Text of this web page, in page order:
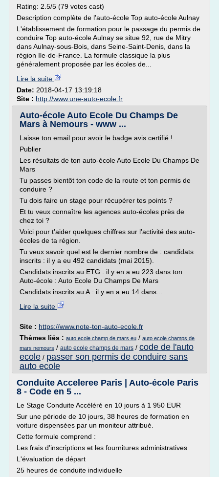
Rating: 2.5/5 (79 votes cast)
Description complète de l'auto-école Top auto-école Aulnay
L'établissement de formation pour le passage du permis de
conduire Top auto-école Aulnay se situe 92, rue de Mitry
dans Aulnay-sous-Bois, dans Seine-Saint-Denis, dans la
région Ile-de-France. La formule classique la plus
généralement proposée par les écoles de...
Lire la suite
Date: 2018-04-17 13:19:18
Site : http://www.une-auto-ecole.fr
Auto-école Auto Ecole Du Champs De
Mars à Nemours - www ...
Laisse ton email pour avoir le badge avis certifié !
Publier
Les résultats de ton auto-école Auto Ecole Du Champs De
Mars
Tu passes bientôt ton code de la route et ton permis de
conduire ?
Tu dois faire un stage pour récupérer tes points ?
Et tu veux connaître les agences auto-écoles près de
chez toi ?
Voici pour t'aider quelques chiffres sur l'activité des auto-
écoles de ta région.
Tu veux savoir quel est le dernier nombre de : candidats
inscrits : il y a eu 492 candidats (mai 2015).
Candidats inscrits au ETG : il y en a eu 223 dans ton
Auto-école : Auto Ecole Du Champs De Mars
Candidats inscrits au A : il y en a eu 14 dans...
Lire la suite
Site : https://www.note-ton-auto-ecole.fr
Thèmes liés : auto ecole champ de mars eu / auto ecole champs de
mars nemours / auto ecole champs de mars / code de l'auto
ecole / passer son permis de conduire sans
auto ecole
Conduite Acceleree Paris | Auto-école Paris
8 - Code en 5 ...
Le Stage Conduite Accéléré en 10 jours à 1 950 EUR
Sur une période de 10 jours, 38 heures de formation en
voiture dispensées par un moniteur attribué.
Cette formule comprend :
Les frais d'inscriptions et les fournitures administratives
L'évaluation de départ
25 heures de conduite individuelle